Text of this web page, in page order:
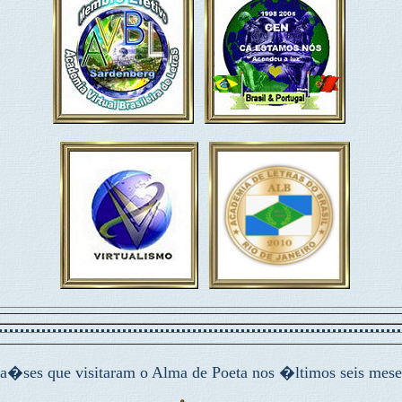
que visitaram o Alma de Poeta nos �ltimos seis